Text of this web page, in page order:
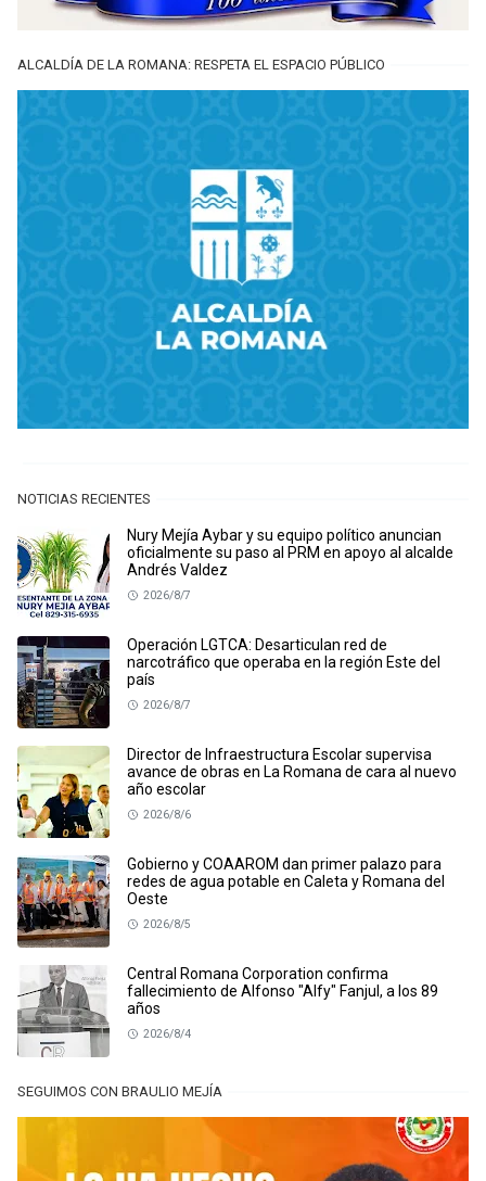
ALCALDÍA DE LA ROMANA: RESPETA EL ESPACIO PÚBLICO
NOTICIAS RECIENTES
Nury Mejía Aybar y su equipo político anuncian
oficialmente su paso al PRM en apoyo al alcalde
Andrés Valdez
2026/8/7
Operación LGTCA: Desarticulan red de
narcotráfico que operaba en la región Este del
país
2026/8/7
Director de Infraestructura Escolar supervisa
avance de obras en La Romana de cara al nuevo
año escolar
2026/8/6
Gobierno y COAAROM dan primer palazo para
redes de agua potable en Caleta y Romana del
Oeste
2026/8/5
Central Romana Corporation confirma
fallecimiento de Alfonso "Alfy" Fanjul, a los 89
años
2026/8/4
SEGUIMOS CON BRAULIO MEJÍA